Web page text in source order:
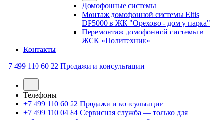
Домофонные системы
Монтаж домофонной системы Eltis
DP5000 в ЖК "Орехово - дом у парка"
Перемонтаж домофонной системы в
ЖСК «Политехник»
Контакты
+7 499 110 60 22 Продажи и консультации
Телефоны
+7 499 110 60 22 Продажи и консультации
+7 499 110 04 84 Сервисная служба — только для